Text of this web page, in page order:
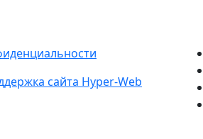
сайта Hyper-Web